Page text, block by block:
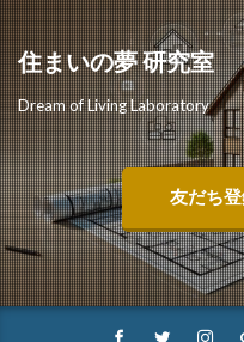
住まいの夢 研究室
Dream of Living Laboratory
友だち